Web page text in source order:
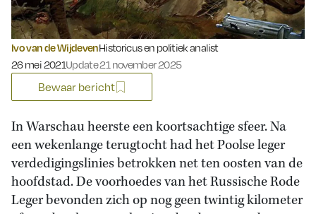
Ivo van de WijdevenHistoricus en politiek analist
Gepubliceerd op:
26 mei 2021Update 21 november 2025
Bewaar bericht
In Warschau heerste een koortsachtige sfeer. Na
een wekenlange terugtocht had het Poolse leger
verdedigingslinies betrokken net ten oosten van de
hoofdstad. De voorhoedes van het Russische Rode
Leger bevonden zich op nog geen twintig kilometer